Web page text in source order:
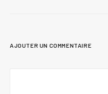
AJOUTER UN COMMENTAIRE